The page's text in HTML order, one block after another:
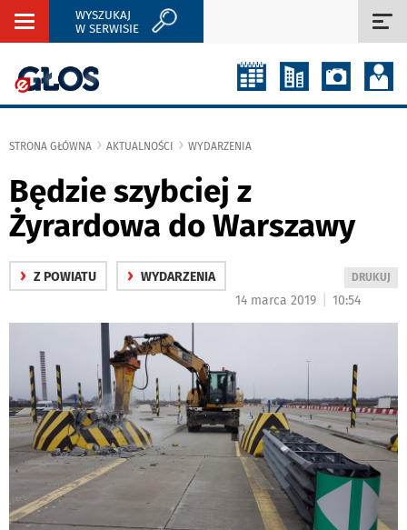
Rozwiń
WYSZUKAJ
W SERWISIE
STRONA GŁÓWNA AKTUALNOŚCI WYDARZENIA
Będzie szybciej z
Żyrardowa do Warszawy
› Z POWIATU › WYDARZENIA
WYDRUKUJ
DRUKUJ
14 marca 2019 10:54